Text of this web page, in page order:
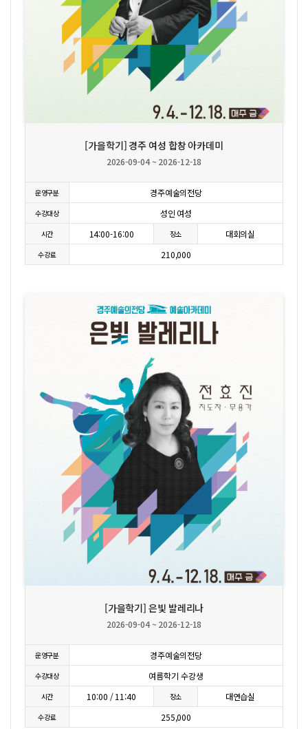
신청하기
[가을학기] 경주 여성 합창 아카데미
2026-09-04 ~ 2026-12-18
운영구분 경주예술의전당
수강대상 성인 여성
시간 14:00-16:00 장소 대회의실
수강료 210,000
상세보기
[가을학기] 은빛 발레리나
2026-09-04 ~ 2026-12-18
운영구분 경주예술의전당
수강대상 여름학기 수강생
시간 10:00 / 11:40 장소 대연습실
수강료 255,000